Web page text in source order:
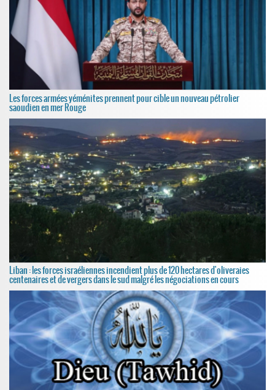
Les forces armées yéménites prennent pour cible un nouveau pétrolier
saoudien en mer Rouge
Liban : les forces israéliennes incendient plus de 120 hectares d'oliveraies
centenaires et de vergers dans le sud malgré les négociations en cours